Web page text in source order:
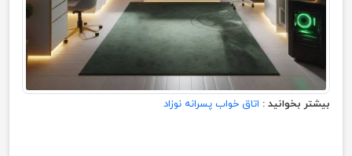
بیشتر بخوانید : اتاق خواب پسرانه نوزاد